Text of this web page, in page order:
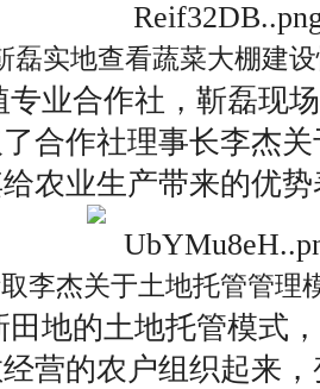
磊实地查看蔬菜大棚建
专业合作社，靳磊现
合作社理事长李杰
农业生产带来的优
李杰关于土地托管管理
田地的土地托管模式
营的农户组织起来